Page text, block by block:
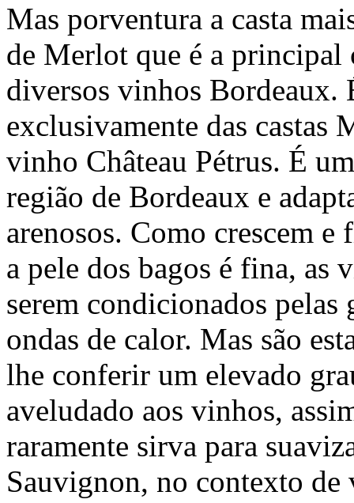
Mas porventura a casta
de Merlot que é a principal
diversos vinhos Bordeaux.
exclusivamente das castas
vinho Château Pétrus. É
região de Bordeaux e
arenosos. Como crescem e
a pele dos bagos é fina, as
serem condicionados pelas
ondas de calor. Mas são
lhe conferir um elevado
aveludado aos vinhos,
raramente sirva para
Sauvignon, no contexto de